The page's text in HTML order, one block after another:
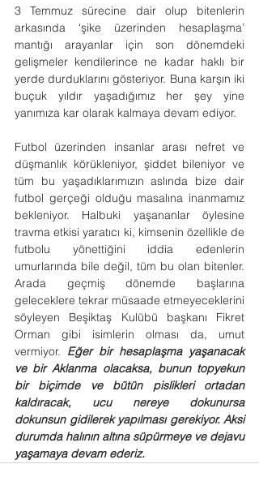
3 Temmuz sürecine dair olup bitenlerin
arkasında ‘şike üzerinden hesaplaşma’
mantığı arayanlar için son dönemdeki
gelişmeler kendilerince ne kadar haklı bir
yerde durduklarını gösteriyor. Buna karşın iki
buçuk yıldır yaşadığımız her şey yine
yanımıza kar olarak kalmaya devam ediyor.
Futbol üzerinden insanlar arası nefret ve
düşmanlık körükleniyor, şiddet bileniyor ve
tüm bu yaşadıklarımızın aslında bize dair
futbol gerçeği olduğu masalına inanmamız
bekleniyor. Halbuki yaşananlar öylesine
travma etkisi yaratıcı ki, kimsenin özellikle de
futbolu yönettiğini iddia edenlerin
umurlarında bile değil, tüm bu olan bitenler.
Arada geçmiş dönemde başlarına
geleceklere tekrar müsaade etmeyeceklerini
söyleyen Beşiktaş Kulübü başkanı Fikret
Orman gibi isimlerin olması da, umut
vermiyor. Eğer bir hesaplaşma yaşanacak
ve bir Aklanma olacaksa, bunun topyekun
bir biçimde ve bütün pislikleri ortadan
kaldıracak, ucu nereye dokunursa
dokunsun gidilerek yapılması gerekiyor. Aksi
durumda halının altına süpürmeye ve dejavu
yaşamaya devam ederiz.